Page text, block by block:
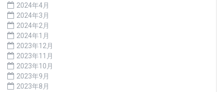
2024年4月
2024年3月
2024年2月
2024年1月
2023年12月
2023年11月
2023年10月
2023年9月
2023年8月